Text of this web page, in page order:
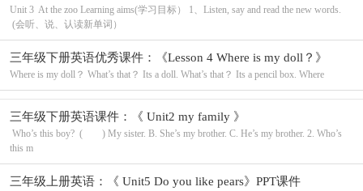
Unit 3 At the zoo Learning aims(学习目标） 1、Listen, say and read the new words.
(会听、说、认读新单词）
三年级下册英语优秀课件：《Lesson 4 Where is my doll？》
Where is my doll？ What’s that？ Its a doll. What’s that？ Its a pencil box. Where
三年级下册英语课件：《 Unit2 my family 》
Who’s this boy? ( ) My sister. B. She’s my brother. C. He’s my brother. 2. Who’s
this m
三年级上册英语：《 Unit5 Do you like pears》PPT课件